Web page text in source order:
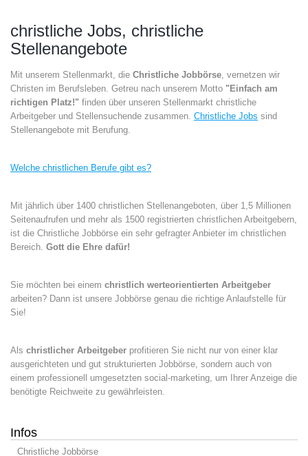
christliche Jobs, christliche
Stellenangebote
Mit unserem Stellenmarkt, die Christliche Jobbörse , vernetzen wir
Christen im Berufsleben. Getreu nach unserem Motto "Einfach am
richtigen Platz!" finden über unseren Stellenmarkt christliche
Arbeitgeber und Stellensuchende zusammen. Christliche Jobs sind
Stellenangebote mit Berufung.
Welche christlichen Berufe gibt es?
Mit jährlich über 1400 christlichen Stellenangeboten, über 1,5 Millionen
Seitenaufrufen und mehr als 1500 registrierten christlichen Arbeitgebern,
ist die Christliche Jobbörse ein sehr gefragter Anbieter im christlichen
Bereich. Gott die Ehre dafür!
Sie möchten bei einem christlich werteorientierten Arbeitgeber
arbeiten? Dann ist unsere Jobbörse genau die richtige Anlaufstelle für
Sie!
Als christlicher Arbeitgeber profitieren Sie nicht nur von einer klar
ausgerichteten und gut strukturierten Jobbörse, sondern auch von
einem professionell umgesetzten social-marketing, um Ihrer Anzeige die
benötigte Reichweite zu gewährleisten.
Infos
Christliche Jobbörse